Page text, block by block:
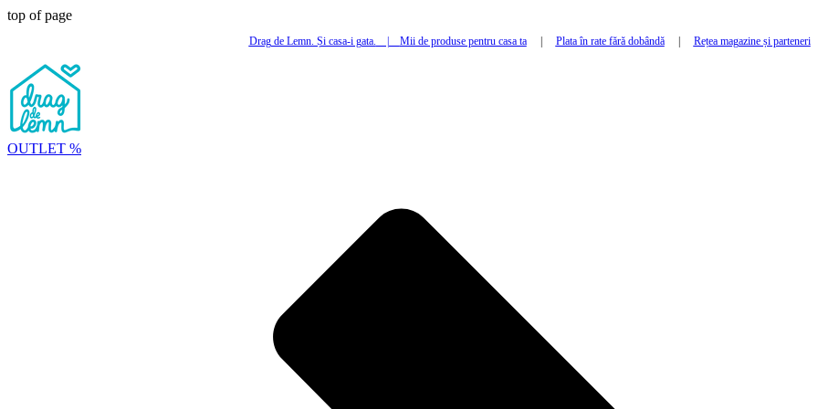
top of page
Drag de Lemn. Și casa-i gata. Mii de produse pentru casa ta| Plata în rate fără dobândă| Rețea magazine și parteneri
OUTLET %